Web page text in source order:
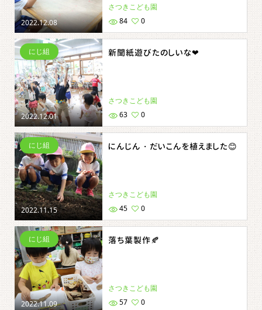
2022.12.08
さつきこども園
84
0
2022.12.01
にじ組 新聞紙遊びたのしいな❤
さつきこども園
63
0
2022.11.15
にじ組 にんじん・だいこんを植えました😊
さつきこども園
45
0
2022.11.09
にじ組 落ち葉製作🍂
さつきこども園
57
0